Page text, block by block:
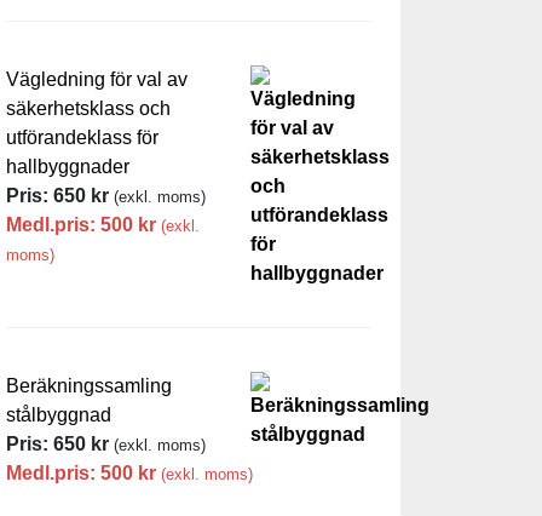
Vägledning för val av
säkerhetsklass och
utförandeklass för
hallbyggnader
Pris: 650 kr (exkl. moms)
Medl.pris: 500 kr (exkl.
moms)
Beräkningssamling
stålbyggnad
Pris: 650 kr (exkl. moms)
Medl.pris: 500 kr (exkl. moms)